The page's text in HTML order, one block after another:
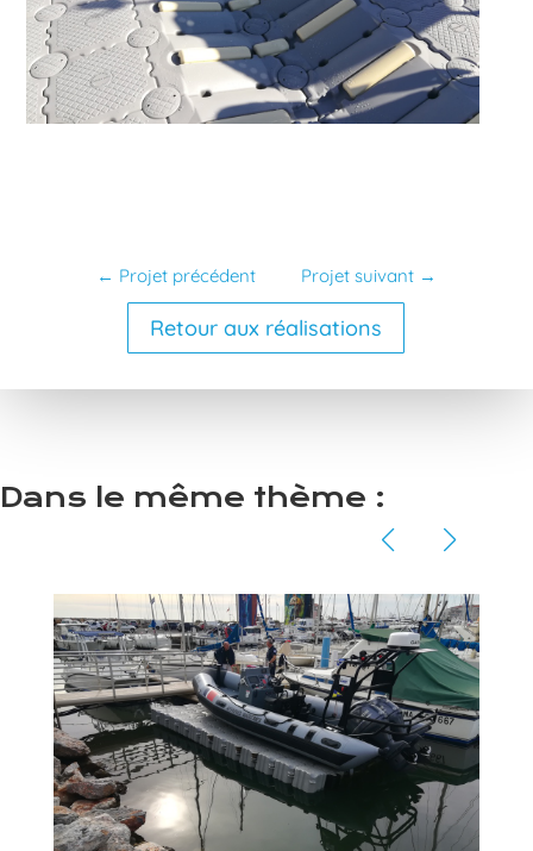
← Projet précédent Projet suivant →
Retour aux réalisations
Dans le même thème :